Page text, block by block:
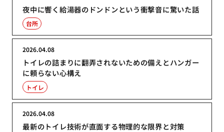
夜中に響く給湯器のドンドンという衝撃音に驚いた話
台所
トイレの詰まりに翻弄されないための備えとハンガー
に頼らない心構え
2026.04.08
トイレ
最新のトイレ技術が直面する物理的な限界と対策
2026.04.08